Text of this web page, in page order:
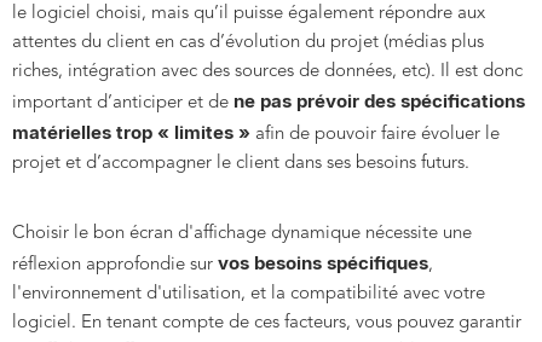
le logiciel choisi, mais qu’il puisse également répondre aux
attentes du client en cas d’évolution du projet (médias plus
riches, intégration avec des sources de données, etc). Il est donc
important d’anticiper et de ne pas prévoir des spécifications
matérielles trop « limites » afin de pouvoir faire évoluer le
projet et d’accompagner le client dans ses besoins futurs.
Choisir le bon écran d'affichage dynamique nécessite une
réflexion approfondie sur vos besoins spécifiques,
l'environnement d'utilisation, et la compatibilité avec votre
logiciel. En tenant compte de ces facteurs, vous pouvez garantir